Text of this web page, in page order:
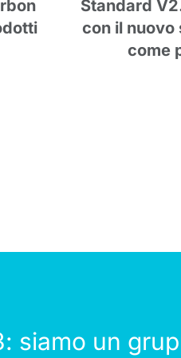
Standard
con il nuovo
come
siamo un